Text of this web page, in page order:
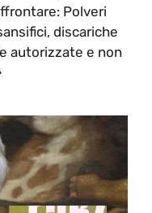
Polveri
discariche
autorizzate e non